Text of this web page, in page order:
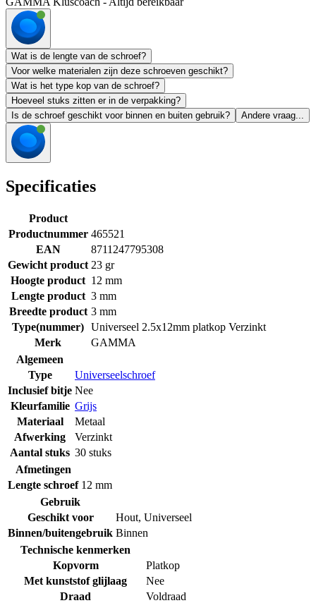
Wat is de lengte van de schroef?
Voor welke materialen zijn deze schroeven geschikt?
Wat is het type kop van de schroef?
Hoeveel stuks zitten er in de verpakking?
Is de schroef geschikt voor binnen en buiten gebruik?
Andere vraag...
Specificaties
Product
Productnummer 465521
EAN
8711247795308
Gewicht product 23 gr
Hoogte product 12 mm
Lengte product 3 mm
Breedte product 3 mm
Type(nummer) Universeel 2.5x12mm platkop Verzinkt
Merk
GAMMA
Algemeen
Type
Universeelschroef
Inclusief bitje Nee
Kleurfamilie Grijs
Materiaal
Metaal
Afwerking
Verzinkt
Aantal stuks 30 stuks
Afmetingen
Lengte schroef 12 mm
Gebruik
Geschikt voor
Hout, Universeel
Binnen/buitengebruik Binnen
Technische kenmerken
Kopvorm
Platkop
Met kunststof glijlaag
Nee
Draad
Voldraad